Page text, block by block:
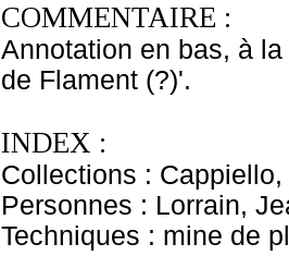
COMMENTAIRE :
Annotation en bas, à
de Flament (?)'.
INDEX :
Collections :
Personnes : Lorrain,
Techniques : mine de